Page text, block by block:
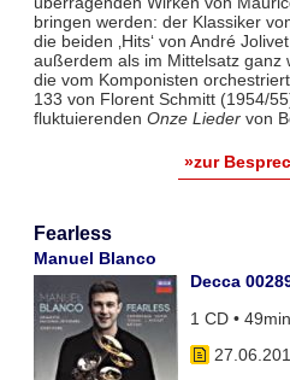
bringen werden: der Klassiker
die beiden ‚Hits‘ von André
außerdem als im Mittelsatz ganz
die vom Komponisten
133 von Florent Schmitt (1954/
fluktuierenden Onze Liedervon
»zur
Fearless
Manuel Blanco
Decca
1 CD •